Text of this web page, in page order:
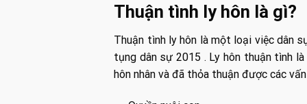
Thuận tình ly hôn là gì?
Thuận tình ly hôn là một loại việc dân
tụng dân sự 2015 . Ly hôn thuận tình
hôn nhân và đã thỏa thuận được các